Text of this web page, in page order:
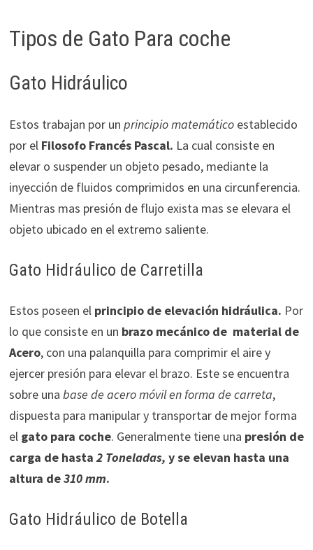
Tipos de Gato Para coche
Gato Hidráulico
Estos trabajan por un principio matemáticoestablecido
por el Filosofo Francés Pascal. La cual consiste en
elevar o suspender un objeto pesado, mediante la
inyección de fluidos comprimidos en una circunferencia.
Mientras mas presión de flujo exista mas se elevara el
objeto ubicado en el extremo saliente.
Gato Hidráulico de Carretilla
Estos poseen el principio de elevación hidráulica. Por
lo que consiste en un brazo mecánico de material de
Acero, con una palanquilla para comprimir el aire y
ejercer presión para elevar el brazo. Este se encuentra
sobre una base de aceromóvil en forma de carreta,
dispuesta para manipular y transportar de mejor forma
el gato para coche. Generalmente tiene una presión de
carga de hasta2 Toneladas, y se elevan hasta una
altura de310 mm.
Gato Hidráulico de Botella